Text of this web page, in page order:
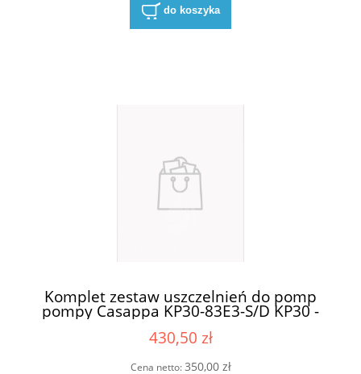
do koszyka
Komplet zestaw uszczelnień do pomp
pompy Casappa KP30-83E3-S/D KP30 -
430,50 zł
Cena netto:350,00 zł